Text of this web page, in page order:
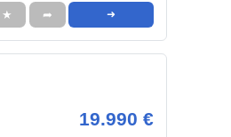
★ ➦ ➜
19.990 €